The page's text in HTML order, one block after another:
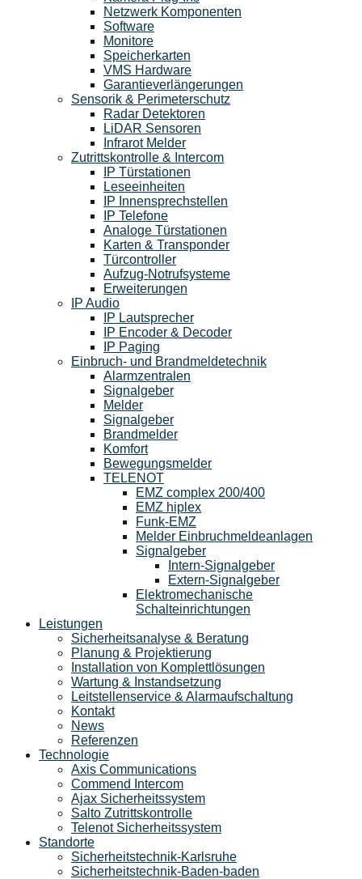
Netzwerk Komponenten
Software
Monitore
Speicherkarten
VMS Hardware
Garantieverlängerungen
Sensorik & Perimeterschutz
Radar Detektoren
LiDAR Sensoren
Infrarot Melder
Zutrittskontrolle & Intercom
IP Türstationen
Leseeinheiten
IP Innensprechstellen
IP Telefone
Analoge Türstationen
Karten & Transponder
Türcontroller
Aufzug-Notrufsysteme
Erweiterungen
IP Audio
IP Lautsprecher
IP Encoder & Decoder
IP Paging
Einbruch- und Brandmeldetechnik
Alarmzentralen
Signalgeber
Melder
Signalgeber
Brandmelder
Komfort
Bewegungsmelder
TELENOT
EMZ complex 200/400
EMZ hiplex
Funk-EMZ
Melder Einbruchmeldeanlagen
Signalgeber
Intern-Signalgeber
Extern-Signalgeber
Elektromechanische
Schalteinrichtungen
Leistungen
Sicherheitsanalyse & Beratung
Planung & Projektierung​
Installation von Komplettlösungen
Wartung & Instandsetzung
Leitstellenservice & Alarmaufschaltung
Kontakt
News
Referenzen
Technologie
Axis Communications
Commend Intercom
Ajax Sicherheitssystem​
Salto Zutrittskontrolle
Telenot Sicherheitssystem
Standorte
Sicherheitstechnik-Karlsruhe
Sicherheitstechnik-Baden-baden